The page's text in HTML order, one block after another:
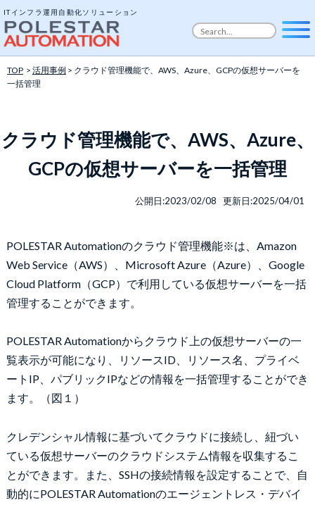
ITインフラ運用自動化ソリューション
TOP > 活用事例 > クラウド管理機能で、AWS、Azure、GCPの仮想サーバーを
一括管理
クラウド管理機能で、AWS、Azure、
GCPの仮想サーバーを一括管理
公開日:2023/02/08 更新日:2025/04/01
POLESTAR Automationのクラウド管理機能※は、Amazon
Web Service（AWS）、Microsoft Azure（Azure）、Google
Cloud Platform（GCP）で利用している仮想サーバーを一括
管理することができます。
POLESTAR Automationからクラウド上の仮想サーバーの一
覧表示が可能になり、リソースID、リソース名、プライベ
ートIP、パブリックIPなどの情報を一括管理することができ
ます。（図１）
クレデンシャル情報に基づいてクラウドに接続し、紐づい
ている仮想サーバーのクラウドシステム情報を収集するこ
とができます。また、SSHの接続情報を設定することで、自
動的にPOLESTAR Automationのエージェントレス・デバイ